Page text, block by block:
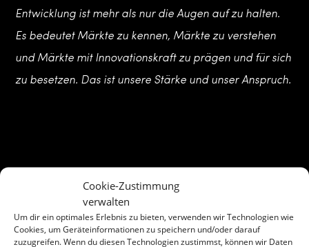
Cookie-Zustimmung
verwalten
Um dir ein optimales Erlebnis zu bieten, verwenden wir Technologien wie
Cookies, um Geräteinformationen zu speichern und/oder darauf
zuzugreifen. Wenn du diesen Technologien zustimmst, können wir Daten
Entwicklung ist mehr als nur die Augen auf zu halten.
Es bedeutet Märkte zu kennen, Märkte zu verstehen
und Märkte mit Innovationskraft zu prägen und für sich
zu besetzen. Das ist unsere Stärke und unser Anspruch.
Ansatz – Entwickeln.
Unser Ansatz kombiniert finanztechnische Expertise,